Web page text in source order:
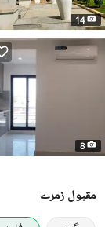
14
8
مقبول زمرے